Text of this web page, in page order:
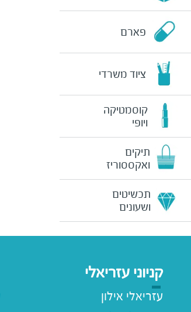
פארם
ציוד משרדי
קוסמטיקה
ויופי
תיקים
ואקססוריז
תכשיטים
ושעונים
קניוני עזריאלי
עזריאלי אילון